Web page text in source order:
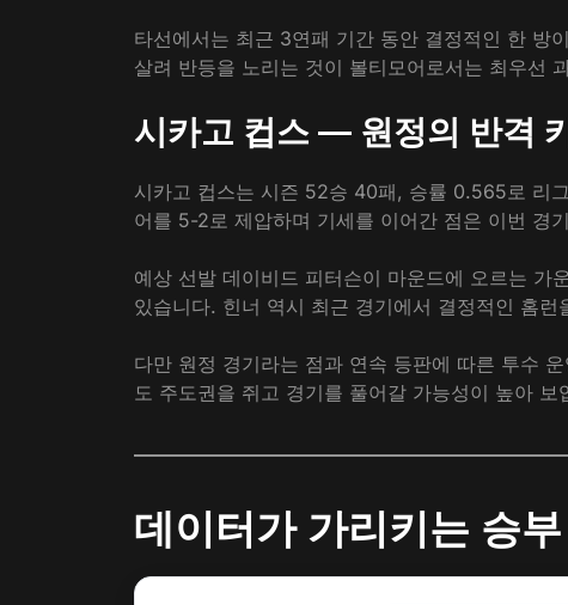
타선에서는 최근 3연패 기간 동안 결정적인 한 방
살려 반등을 노리는 것이 볼티모어로서는 최우선
시카고 컵스 — 원정의 반격
시카고 컵스는 시즌 52승 40패, 승률 0.565로 리
어를 5-2로 제압하며 기세를 이어간 점은 이번 경
예상 선발 데이비드 피터슨이 마운드에 오르는 가
있습니다. 힌너 역시 최근 경기에서 결정적인 홈
다만 원정 경기라는 점과 연속 등판에 따른 투수
도 주도권을 쥐고 경기를 풀어갈 가능성이 높아 보
데이터가 가리키는 승부